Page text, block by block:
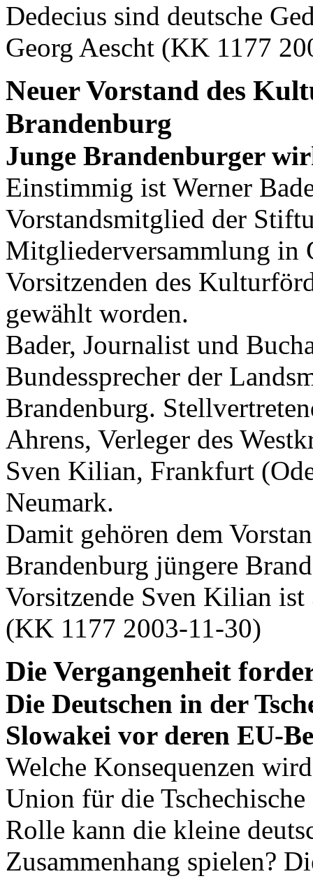
Dedecius sind deutsche
Georg Aescht (KK 1177
Neuer Vorstand des
Brandenburg
Junge Brandenburger
Einstimmig ist Werner
Vorstandsmitglied der
Mitgliederversammlung in
Vorsitzenden des
gewählt worden.
Bader, Journalist und
Bundessprecher der
Brandenburg.
Ahrens, Verleger des
Sven Kilian, Frankfurt
Neumark.
Damit gehören dem
Brandenburg jüngere
Vorsitzende Sven Kilian ist
(KK 1177 2003-11-30)
Die Vergangenheit
Die Deutschen in der
Slowakei vor deren EU-
Welche Konsequenzen
Union für die
Rolle kann die kleine
Zusammenhang spielen?